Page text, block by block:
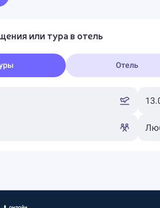
или тура в отель
Отель